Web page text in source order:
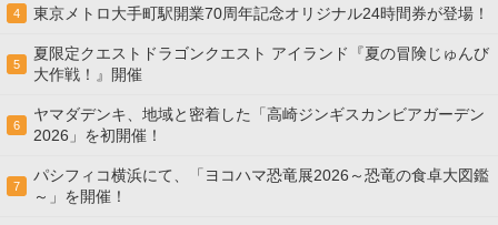
4 東京メトロ大手町駅開業70周年記念オリジナル24時間券が登場！
5
夏限定クエストドラゴンクエスト アイランド『夏の冒険じゅんび
大作戦！』開催
6
ヤマダデンキ、地域と密着した「高崎ジンギスカンビアガーデン
2026」を初開催！
7
パシフィコ横浜にて、「ヨコハマ恐竜展2026～恐竜の食卓大図鑑
～」を開催！